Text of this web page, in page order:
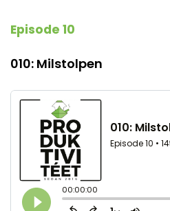
Episode 10
010: Milstolpen